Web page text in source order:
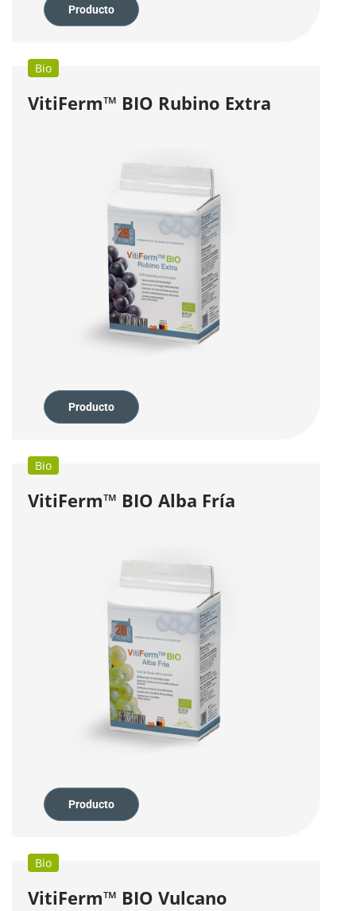
Producto
Bio
VitiFerm™ BIO Rubino Extra
Producto
Bio
VitiFerm™ BIO Alba Fría
Producto
Bio
VitiFerm™ BIO Vulcano